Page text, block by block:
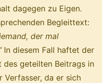
dagegen zu Eigen.
Begleittext:
der mal
In diesem Fall haftet der
des geteilten Beitrags in
Verfasser, da er sich